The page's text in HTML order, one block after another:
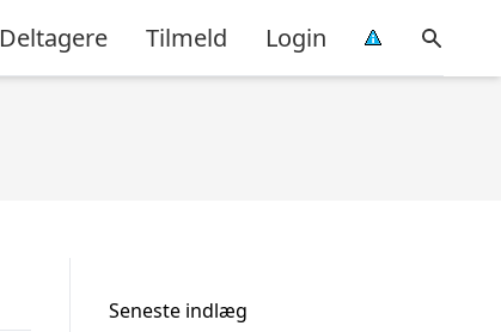
Deltagere Tilmeld Login
Seneste indlæg